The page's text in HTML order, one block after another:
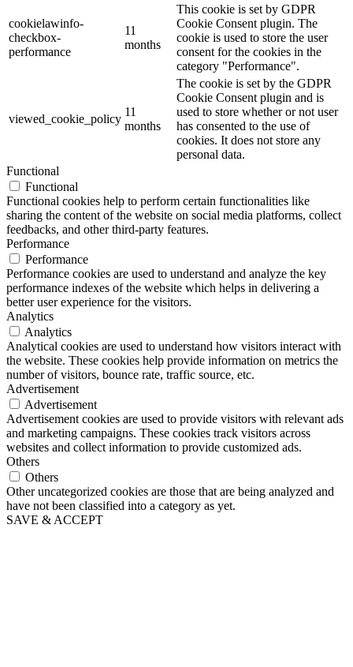
cookielawinfo-
checkbox-
performance
11
months
This cookie is set by GDPR
Cookie Consent plugin. The
cookie is used to store the user
consent for the cookies in the
category "Performance".
viewed_cookie_policy
11
months
The cookie is set by the GDPR
Cookie Consent plugin and is
used to store whether or not user
has consented to the use of
cookies. It does not store any
personal data.
Functional
Functional
Functional cookies help to perform certain functionalities like
sharing the content of the website on social media platforms, collect
feedbacks, and other third-party features.
Performance
Performance
Performance cookies are used to understand and analyze the key
performance indexes of the website which helps in delivering a
better user experience for the visitors.
Analytics
Analytics
Analytical cookies are used to understand how visitors interact with
the website. These cookies help provide information on metrics the
number of visitors, bounce rate, traffic source, etc.
Advertisement
Advertisement
Advertisement cookies are used to provide visitors with relevant ads
and marketing campaigns. These cookies track visitors across
websites and collect information to provide customized ads.
Others
Others
Other uncategorized cookies are those that are being analyzed and
have not been classified into a category as yet.
SAVE & ACCEPT